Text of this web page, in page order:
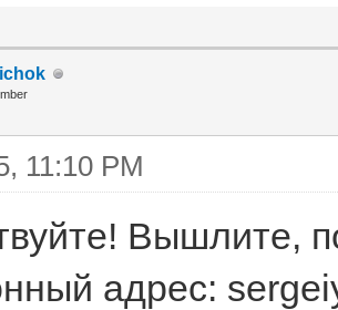
11:10 PM
Вышлите,
адрес: